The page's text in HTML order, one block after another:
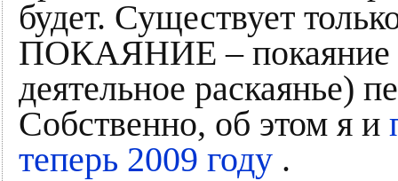
будет. Существует
ПОКАЯНИЕ – покаяние
деятельное раскаянье)
Собственно, об этом я и
теперь 2009 году .